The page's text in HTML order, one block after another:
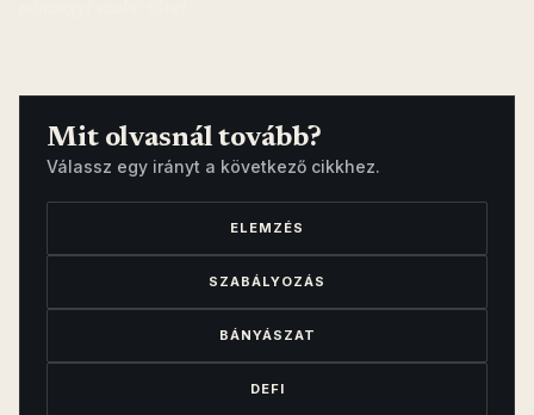
Mit olvasnál tovább?
Válassz egy irányt a következő cikkhez.
ELEMZÉS
SZABÁLYOZÁS
BÁNYÁSZAT
DEFI